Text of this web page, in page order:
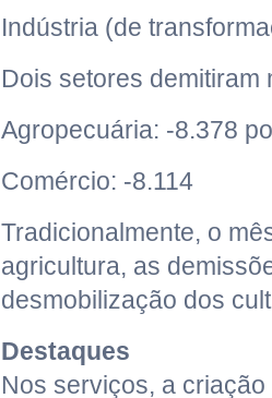
Indústria (de
Dois setores demitiram
Agropecuária: -8.378
Comércio: -8.114
Tradicionalmente, o
agricultura, as
desmobilização dos
Destaques
Nos serviços, a